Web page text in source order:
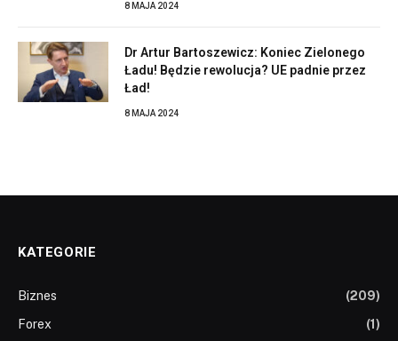
8 MAJA 2024
Dr Artur Bartoszewicz: Koniec Zielonego
Ładu! Będzie rewolucja? UE padnie przez
Ład!
8 MAJA 2024
KATEGORIE
Biznes
(209)
Forex
(1)